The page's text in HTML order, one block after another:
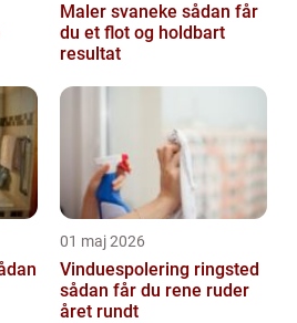
Maler svaneke sådan får
du et flot og holdbart
resultat
01 maj 2026
Vinduespolering ringsted
sådan får du rene ruder
året rundt